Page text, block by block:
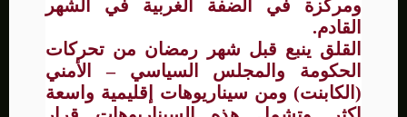
ومركزة في الضفة الغربية في الشهر
القادم.
القلق ينبع قبل شهر رمضان من تحركات
الحكومة والمجلس السياسي – الأمني
(الكابنت) ومن سيناريوهات إقليمية واسعة